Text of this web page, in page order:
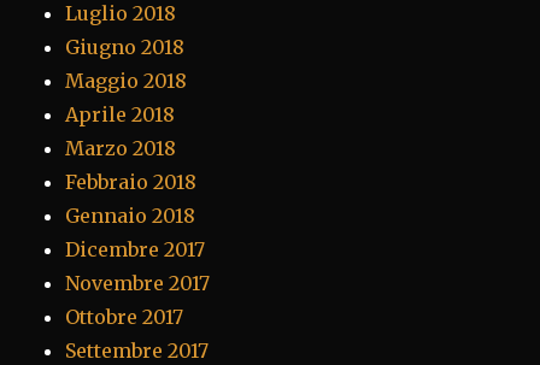
Luglio 2018
Giugno 2018
Maggio 2018
Aprile 2018
Marzo 2018
Febbraio 2018
Gennaio 2018
Dicembre 2017
Novembre 2017
Ottobre 2017
Settembre 2017